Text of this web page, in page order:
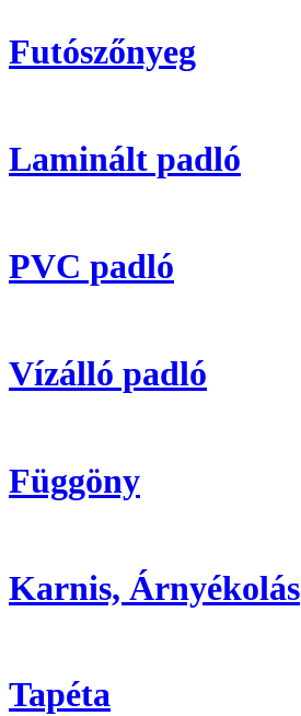
Futószőnyeg
Laminált padló
PVC padló
Vízálló padló
Függöny
Karnis, Árnyékolás
Tapéta